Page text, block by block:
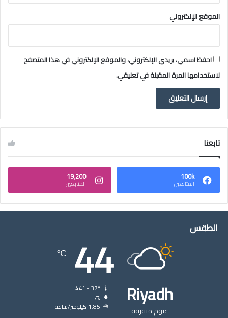
الموقع الإلكتروني
احفظ اسمي، بريدي الإلكتروني، والموقع الإلكتروني في هذا المتصفح
لاستخدامها المرة المقبلة في تعليقي.
تابعنا
100k
المتابعين
19٬200
المتابعين
الطقس
Riyadh
غيوم متفرقة
44
℃
7%
1.85 كيلومتر/ساعة